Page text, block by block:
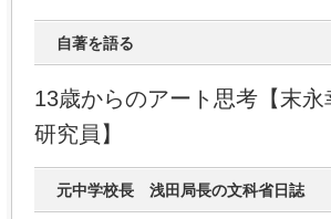
自著を語る
13歳からのアート思考【末
研究員】
元中学校長 浅田局長の文科省日誌